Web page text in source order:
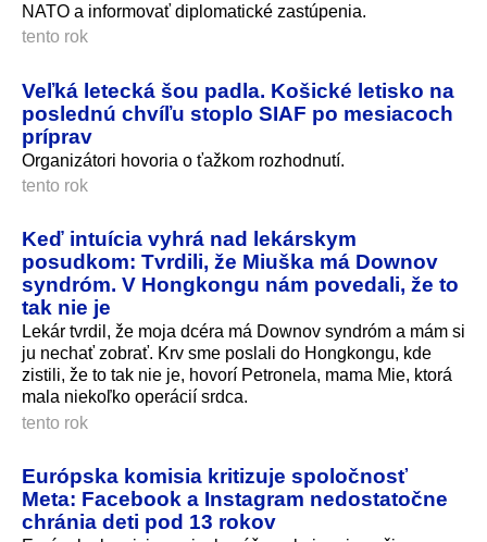
NATO a informovať diplomatické zastúpenia.
tento rok
Veľká letecká šou padla. Košické letisko na
poslednú chvíľu stoplo SIAF po mesiacoch
príprav
Organizátori hovoria o ťažkom rozhodnutí.
tento rok
Keď intuícia vyhrá nad lekárskym
posudkom: Tvrdili, že Miuška má Downov
syndróm. V Hongkongu nám povedali, že to
tak nie je
Lekár tvrdil, že moja dcéra má Downov syndróm a mám si
ju nechať zobrať. Krv sme poslali do Hongkongu, kde
zistili, že to tak nie je, hovorí Petronela, mama Mie, ktorá
mala niekoľko operácií srdca.
tento rok
Európska komisia kritizuje spoločnosť
Meta: Facebook a Instagram nedostatočne
chránia deti pod 13 rokov